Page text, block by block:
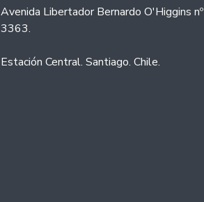
Avenida Libertador Bernardo O'Higgins nº
3363.
Estación Central. Santiago. Chile.